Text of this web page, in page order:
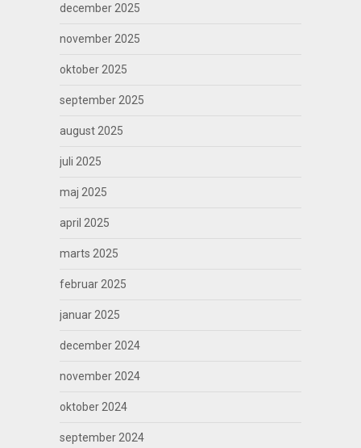
december 2025
november 2025
oktober 2025
september 2025
august 2025
juli 2025
maj 2025
april 2025
marts 2025
februar 2025
januar 2025
december 2024
november 2024
oktober 2024
september 2024